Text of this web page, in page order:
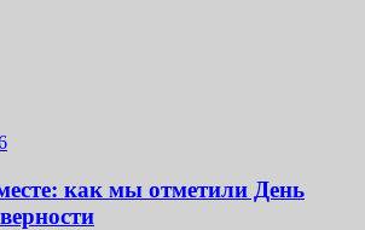
как мы отметили День